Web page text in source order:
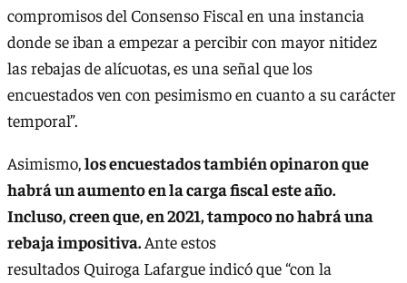
compromisos del Consenso Fiscal en una instancia
donde se iban a empezar a percibir con mayor nitidez
las rebajas de alícuotas, es una señal que los
encuestados ven con pesimismo en cuanto a su carácter
temporal”.
Asimismo,los encuestados también opinaron que
habrá un aumento en la carga fiscal este año.
Incluso, creen que, en 2021, tampoco no habrá una
rebaja impositiva.Ante estos
resultados Quiroga Lafargue indicó que “con la